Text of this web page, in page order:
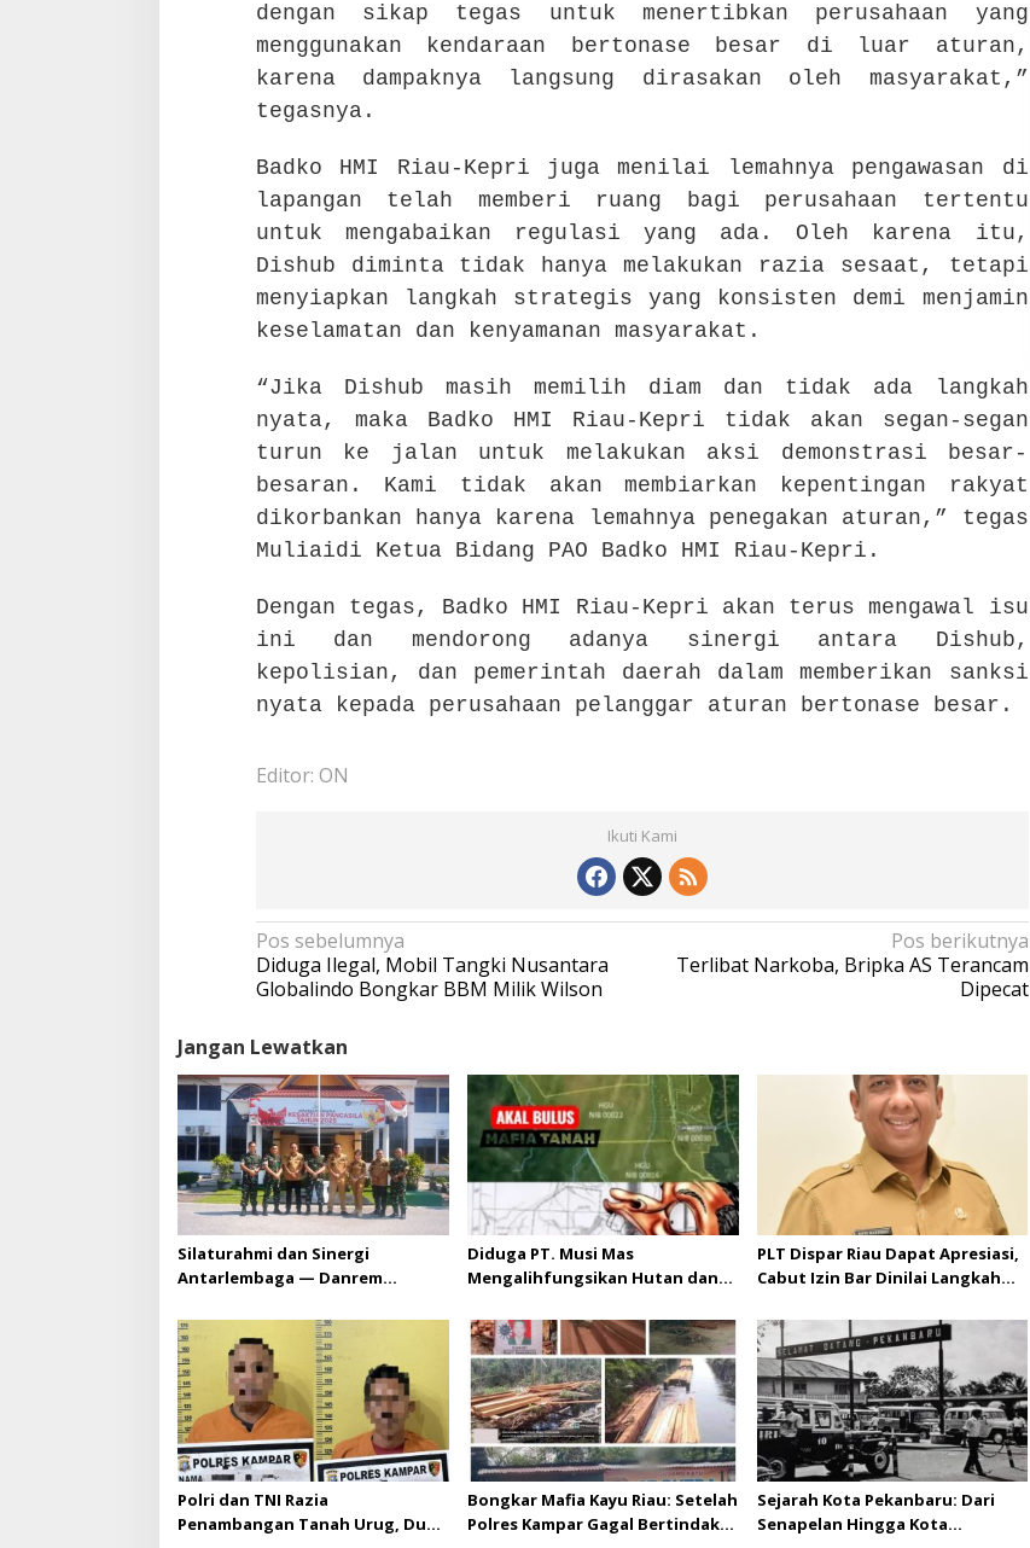
dengan sikap tegas untuk menertibkan perusahaan yang
menggunakan kendaraan bertonase besar di luar aturan,
karena dampaknya langsung dirasakan oleh masyarakat,”
tegasnya.
Badko HMI Riau-Kepri juga menilai lemahnya pengawasan di
lapangan telah memberi ruang bagi perusahaan tertentu
untuk mengabaikan regulasi yang ada. Oleh karena itu,
Dishub diminta tidak hanya melakukan razia sesaat, tetapi
menyiapkan langkah strategis yang konsisten demi menjamin
keselamatan dan kenyamanan masyarakat.
“Jika Dishub masih memilih diam dan tidak ada langkah
nyata, maka Badko HMI Riau-Kepri tidak akan segan-segan
turun ke jalan untuk melakukan aksi demonstrasi besar-
besaran. Kami tidak akan membiarkan kepentingan rakyat
dikorbankan hanya karena lemahnya penegakan aturan,” tegas
Muliaidi Ketua Bidang PAO Badko HMI Riau-Kepri.
Dengan tegas, Badko HMI Riau-Kepri akan terus mengawal isu
ini dan mendorong adanya sinergi antara Dishub,
kepolisian, dan pemerintah daerah dalam memberikan sanksi
nyata kepada perusahaan pelanggar aturan bertonase besar.
Editor: ON
Ikuti Kami
N
a
v
a
s
i
p
o
s
Pos sebelumnya
Diduga Ilegal, Mobil Tangki Nusantara
Globalindo Bongkar BBM Milik Wilson
Pos berikutnya
Terlibat Narkoba, Bripka AS Terancam
Dipecat
Jangan Lewatkan
Silaturahmi dan Sinergi
Antarlembaga — Danrem
Kejaksaan Negeri Kuansing
Diduga PT. Musi Mas
Mengalihfungsikan Hutan dan
melebihi batas izin yang
diizinkan
PLT Dispar Riau Dapat Apresiasi,
Cabut Izin Bar Dinilai Langkah
Polri dan TNI Razia
Penambangan Tanah Urug, Dua
Bongkar Mafia Kayu Riau: Setelah
Polres Kampar Gagal Bertindak,
Sejarah Kota Pekanbaru: Dari
Senapelan Hingga Kota